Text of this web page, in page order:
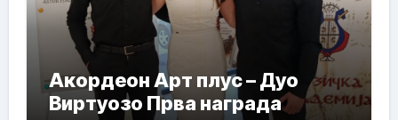
Акордеон Арт плус – Дуо
Виртуозо Прва награда